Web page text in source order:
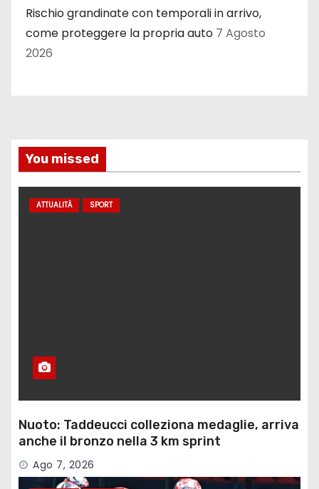
Rischio grandinate con temporali in arrivo,
come proteggere la propria auto 7 Agosto
2026
You missed
ATTUALITÀ SPORT
Nuoto: Taddeucci colleziona medaglie, arriva
anche il bronzo nella 3 km sprint
Ago 7, 2026